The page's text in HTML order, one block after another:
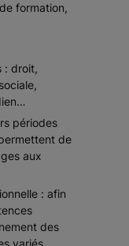
formation,
: droit,
périodes
de
aux
: afin
des